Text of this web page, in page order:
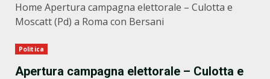
Home Apertura campagna elettorale – Culotta e
Moscatt (Pd) a Roma con Bersani
Politica
Apertura campagna elettorale – Culotta e